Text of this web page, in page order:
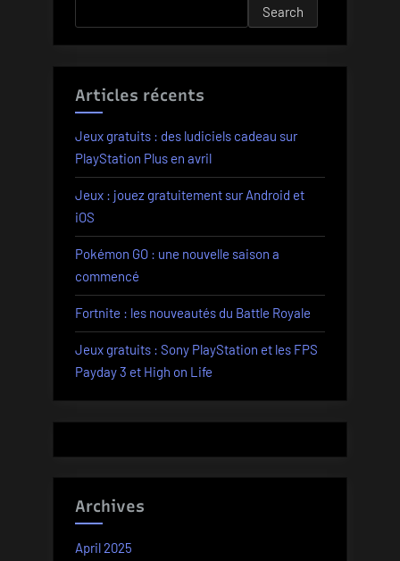
Search
Articles récents
Jeux gratuits : des ludiciels cadeau sur
PlayStation Plus en avril
Jeux : jouez gratuitement sur Android et
iOS
Pokémon GO : une nouvelle saison a
commencé
Fortnite : les nouveautés du Battle Royale
Jeux gratuits : Sony PlayStation et les FPS
Payday 3 et High on Life
Archives
April 2025